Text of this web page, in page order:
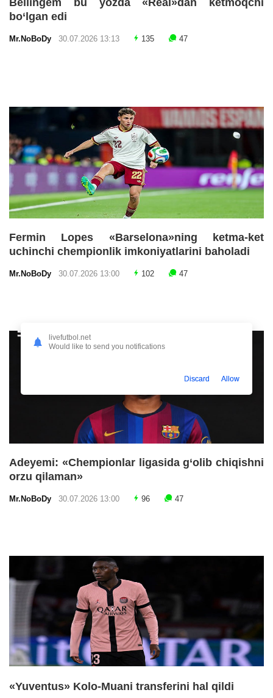
bo‘lgan edi
Mr.NoBoDy 30.07.2026 13:13 135 47
Fermin Lopes «Barselona»ning ketma-ket
uchinchi chempionlik imkoniyatlarini baholadi
Mr.NoBoDy 30.07.2026 13:00 102 47
Adeyemi: «Chempionlar ligasida g‘olib chiqishni
orzu qilaman»
Mr.NoBoDy 30.07.2026 13:00 96 47
«Yuventus» Kolo-Muani transferini hal qildi
livefutbol.net
Would like to send you notifications
Discard Allow